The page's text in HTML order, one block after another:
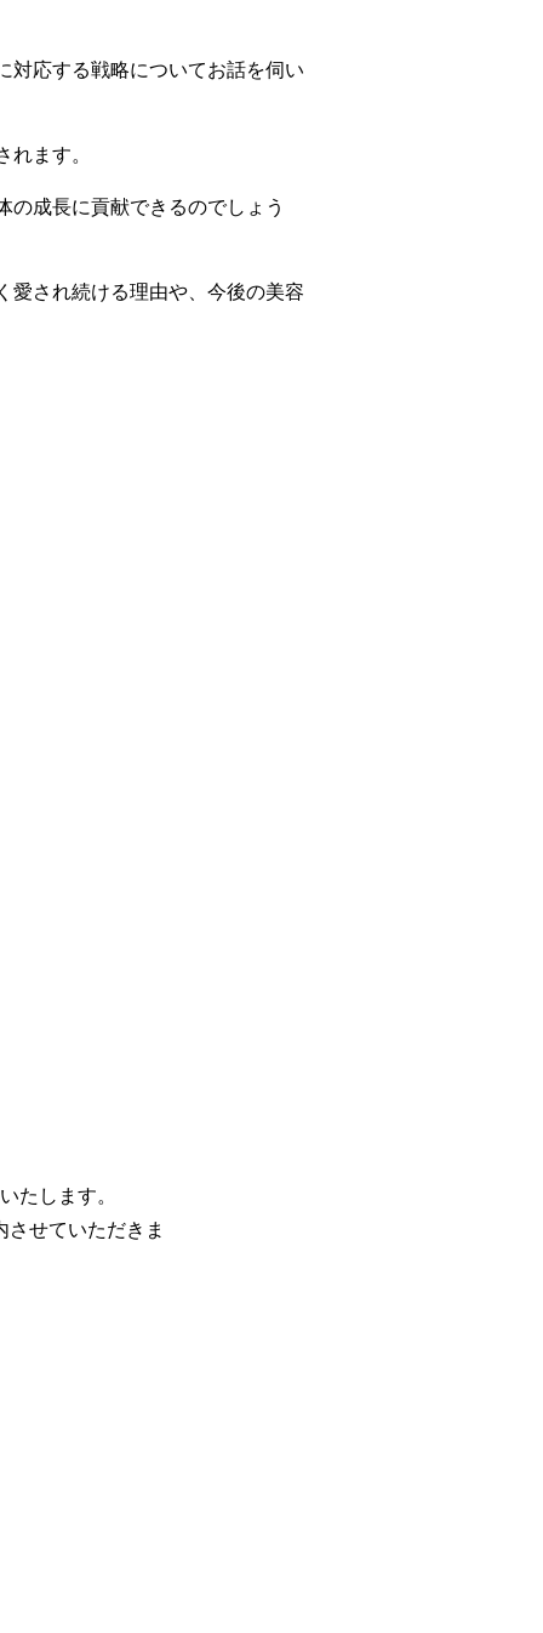
対応する戦略についてお話を伺い
ます。
成長に貢献できるのでしょう
愛され続ける理由や、今後の美容
たします。
せていただきま